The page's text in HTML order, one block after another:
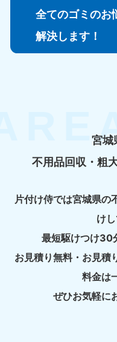
全てのゴミのお
解決します！
宮城
不用品回収・粗
片付け侍では宮城県の
けし
最短駆けつけ30
お見積り無料・お見積
料金は
ぜひお気軽に